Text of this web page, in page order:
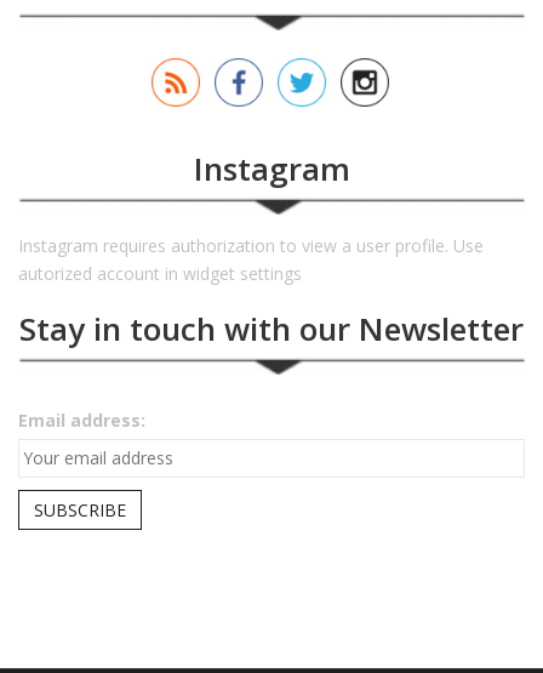
Instagram
Instagram requires authorization to view a user profile. Use
autorized account in widget settings
Stay in touch with our Newsletter
Email address: